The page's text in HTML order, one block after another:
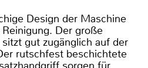
Design der Maschine
Der große
gut zugänglich auf der
rutschfest beschichtete